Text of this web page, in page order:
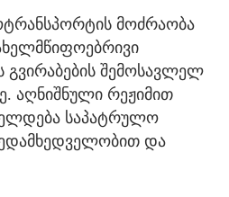
მოძრაობა
გვირაბების შემოსავლელ
აღნიშნული რეჟიმით
საპატრულო
და